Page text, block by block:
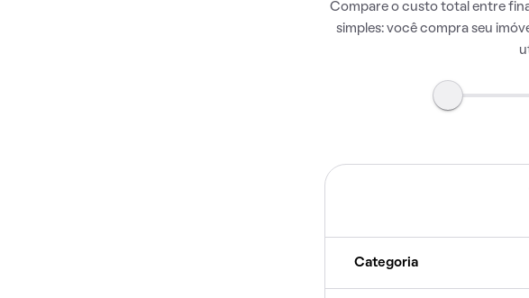
Compare o custo total entre
simples: você compra seu
Categoria